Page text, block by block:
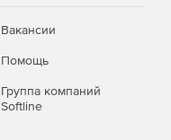
Вакансии
Помощь
Группа компаний
Softline